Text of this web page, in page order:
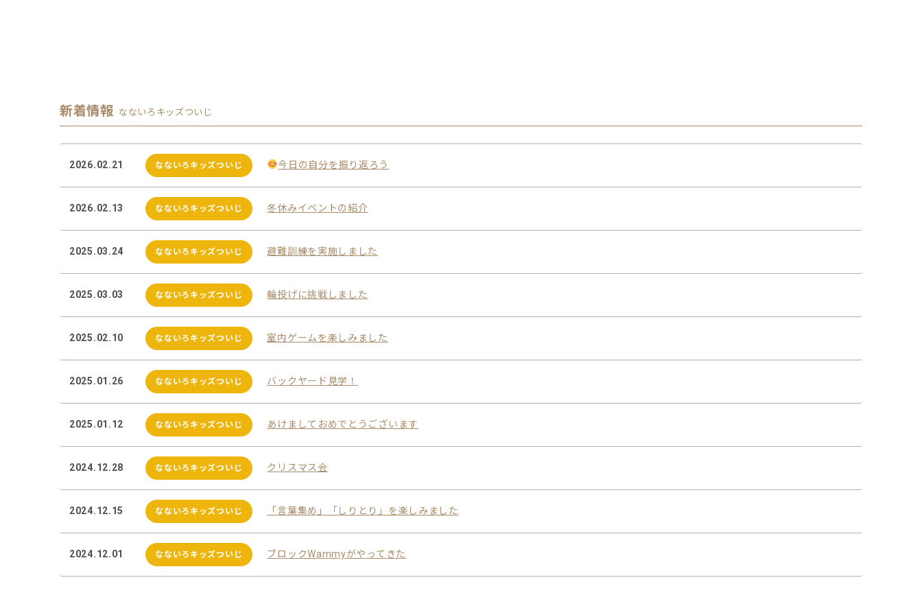
新着情報 なないろキッズついじ
2026.02.21 なないろキッズついじ 今日の自分を振り返ろう
2026.02.13 なないろキッズついじ 冬休みイベントの紹介
2025.03.24 なないろキッズついじ 避難訓練を実施しました
2025.03.03 なないろキッズついじ 輪投げに挑戦しました
2025.02.10 なないろキッズついじ 室内ゲームを楽しみました
2025.01.26 なないろキッズついじ バックヤード見学！
2025.01.12 なないろキッズついじ あけましておめでとうございます
2024.12.28 なないろキッズついじ クリスマス会
2024.12.15 なないろキッズついじ 「言葉集め」「しりとり」を楽しみました
2024.12.01 なないろキッズついじ ブロックWammyがやってきた